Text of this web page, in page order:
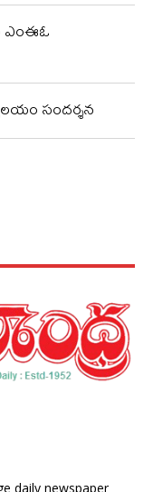
ఎంఈఓ
సందర్శన
daily newspaper